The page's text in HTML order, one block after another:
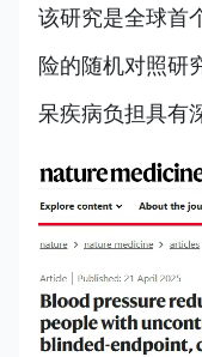
该研究是全球首
险的随机对照研
呆疾病负担具有